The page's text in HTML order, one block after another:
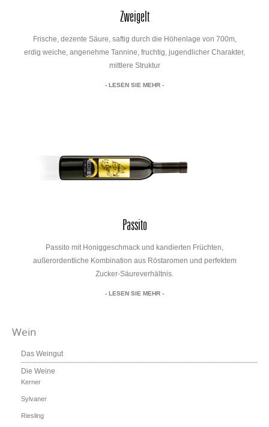
Zweigelt
Frische, dezente Säure, saftig durch die Höhenlage von 700m,
erdig weiche, angenehme Tannine, fruchtig, jugendlicher Charakter,
mittlere Struktur
- LESEN SIE MEHR -
Passito
Passito mit Honiggeschmack und kandierten Früchten,
außerordentliche Kombination aus Röstaromen und perfektem
Zucker-Säureverhältnis.
- LESEN SIE MEHR -
Wein
Das Weingut
Die Weine
Kerner
Sylvaner
Riesling